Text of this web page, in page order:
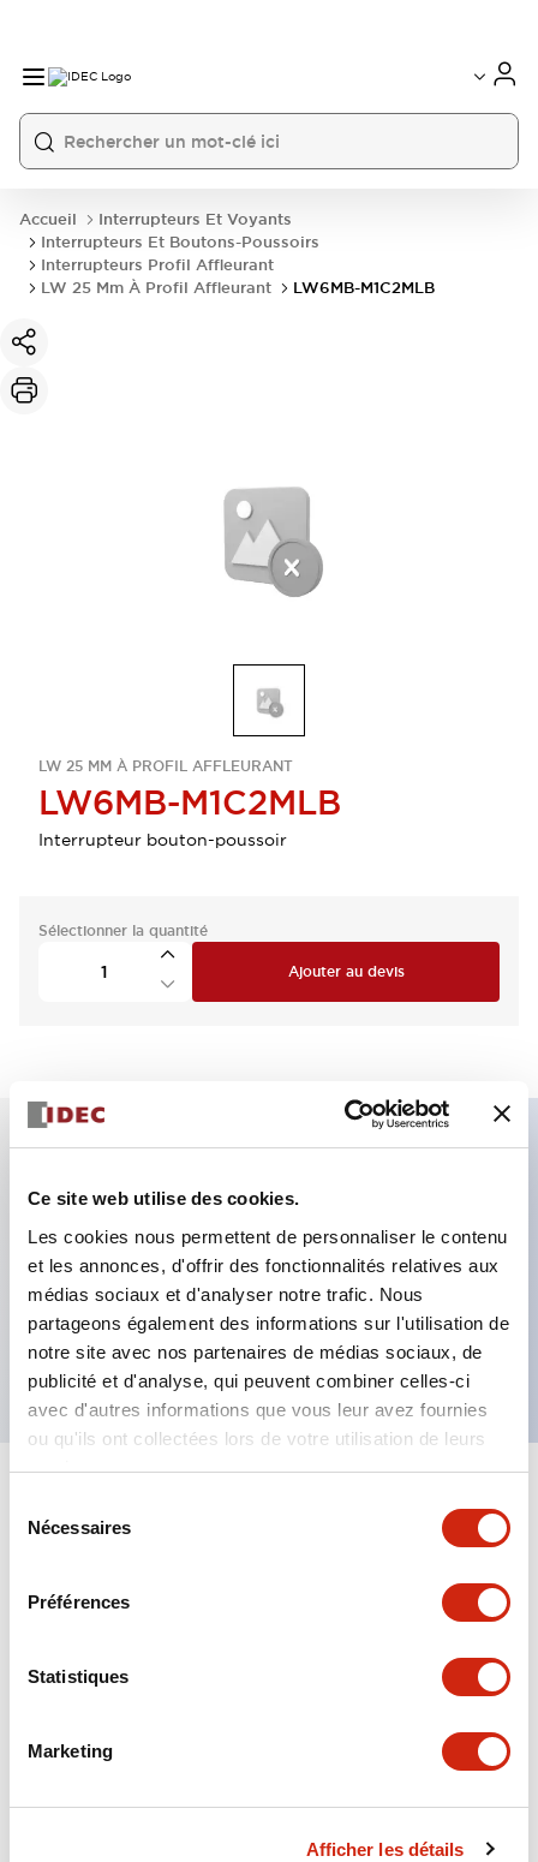
Ce site web utilise des cookies.
Les cookies nous permettent de personnaliser le contenu
et les annonces, d'offrir des fonctionnalités relatives aux
médias sociaux et d'analyser notre trafic. Nous
partageons également des informations sur l'utilisation de
notre site avec nos partenaires de médias sociaux, de
publicité et d'analyse, qui peuvent combiner celles-ci
avec d'autres informations que vous leur avez fournies
ou qu'ils ont collectées lors de votre utilisation de leurs
services.
Nécessaires
Préférences
Statistiques
Marketing
Afficher les détails
Accueil
Interrupteurs Et Voyants
Interrupteurs Et Boutons-Poussoirs
Interrupteurs Profil Affleurant
LW 25 Mm À Profil Affleurant
LW6MB-M1C2MLB
LW 25 MM À PROFIL AFFLEURANT
LW6MB-M1C2MLB
Interrupteur bouton-poussoir
Sélectionner la quantité
Ajouter au devis
Fixation par regroupement possible
Le commutateur sélecteur avec clé adopte une
structure à goupille à cylindre haute sécurité
La structure de protection est IP65 (IEC60529)
+
Mechanical Specifications
Mounting and Installation Specifications